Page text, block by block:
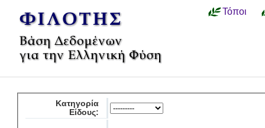
Τόποι
Κατηγορία
Είδους: